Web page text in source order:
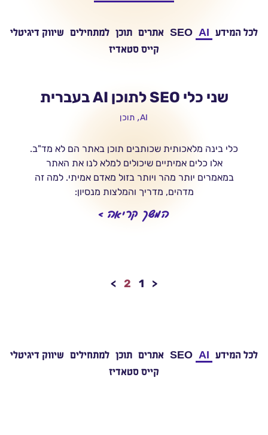
לכל המידע AI
SEO אתרים תוכן למתחילים שיווק דיגיטלי
קייס סטאדיז
שני כלי SEO לתוכן AI בעברית
AI
, תוכן
כלי בינה מלאכותית שכותבים תוכן באתר הם לא מד"ב.
אלו כלים אמיתיים שיכולים למלא לנו את האתר
במאמרים יותר מהר ויותר בזול מאדם אמיתי. למה זה
מדהים, מדריך והמלצות מנסיון:
המשך קריאה >
<
1
2
>
לכל המידע AI
SEO אתרים תוכן למתחילים שיווק דיגיטלי
קייס סטאדיז